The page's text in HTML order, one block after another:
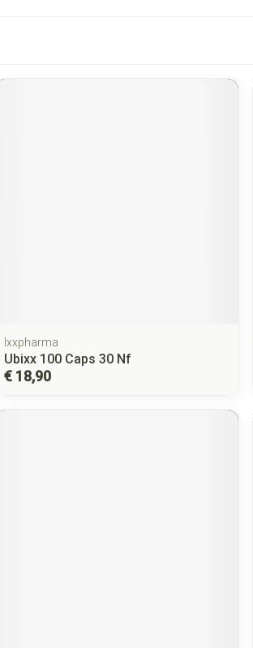
Ixxpharma
Ubixx 100 Caps 30 Nf
€ 18,90